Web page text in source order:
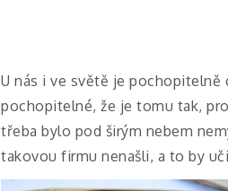
U nás i ve světě je pochopitelně
pochopitelné, že je tomu tak,
třeba bylo pod širým nebem
takovou firmu nenašli, a to by